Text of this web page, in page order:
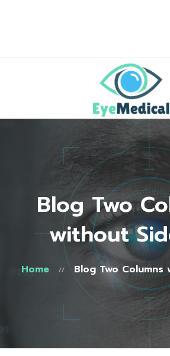
Blog Two
without
Home Blog Two